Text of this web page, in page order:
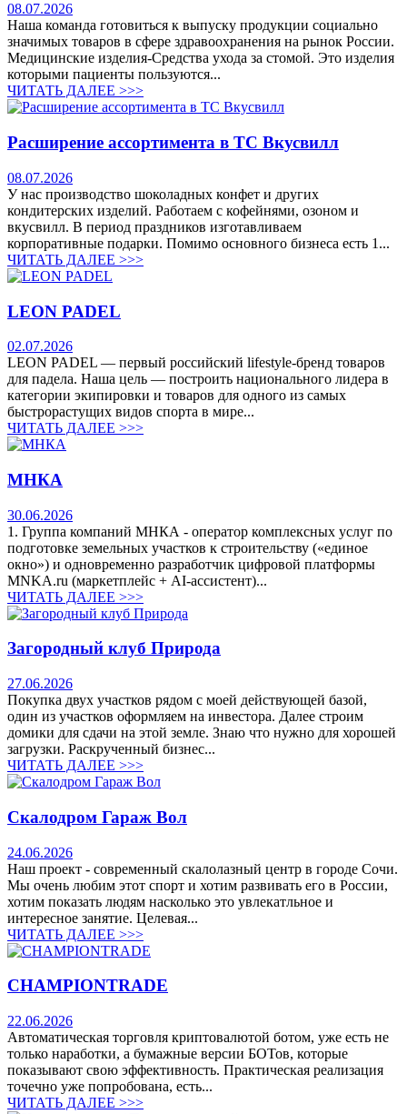
08.07.2026
Наша команда готовиться к выпуску продукции социально
значимых товаров в сфере здравоохранения на рынок России.
Медицинские изделия-Средства ухода за стомой. Это изделия
которыми пациенты пользуются...
ЧИТАТЬ ДАЛЕЕ >>>
Расширение ассортимента в ТС Вкусвилл
08.07.2026
У нас производство шоколадных конфет и других
кондитерских изделий. Работаем с кофейнями, озоном и
вкусвилл. В период праздников изготавливаем
корпоративные подарки. Помимо основного бизнеса есть 1...
ЧИТАТЬ ДАЛЕЕ >>>
LEON PADEL
02.07.2026
LEON PADEL — первый российский lifestyle-бренд товаров
для падела. Наша цель — построить национального лидера в
категории экипировки и товаров для одного из самых
быстрорастущих видов спорта в мире...
ЧИТАТЬ ДАЛЕЕ >>>
МНКА
30.06.2026
1. Группа компаний МНКА - оператор комплексных услуг по
подготовке земельных участков к строительству («единое
окно») и одновременно разработчик цифровой платформы
MNKA.ru (маркетплейс + AI-ассистент)...
ЧИТАТЬ ДАЛЕЕ >>>
Загородный клуб Природа
27.06.2026
Покупка двух участков рядом с моей действующей базой,
один из участков оформляем на инвестора. Далее строим
домики для сдачи на этой земле. Знаю что нужно для хорошей
загрузки. Раскрученный бизнес...
ЧИТАТЬ ДАЛЕЕ >>>
Скалодром Гараж Вол
24.06.2026
Наш проект - современный скалолазный центр в городе Сочи.
Мы очень любим этот спорт и хотим развивать его в России,
хотим показать людям насколько это увлекатльное и
интересное занятие. Целевая...
ЧИТАТЬ ДАЛЕЕ >>>
CHAMPIONTRADE
22.06.2026
Автоматическая торговля криптовалютой ботом, уже есть не
только наработки, а бумажные версии БОТов, которые
показывают свою эффективность. Практическая реализация
точечно уже попробована, есть...
ЧИТАТЬ ДАЛЕЕ >>>